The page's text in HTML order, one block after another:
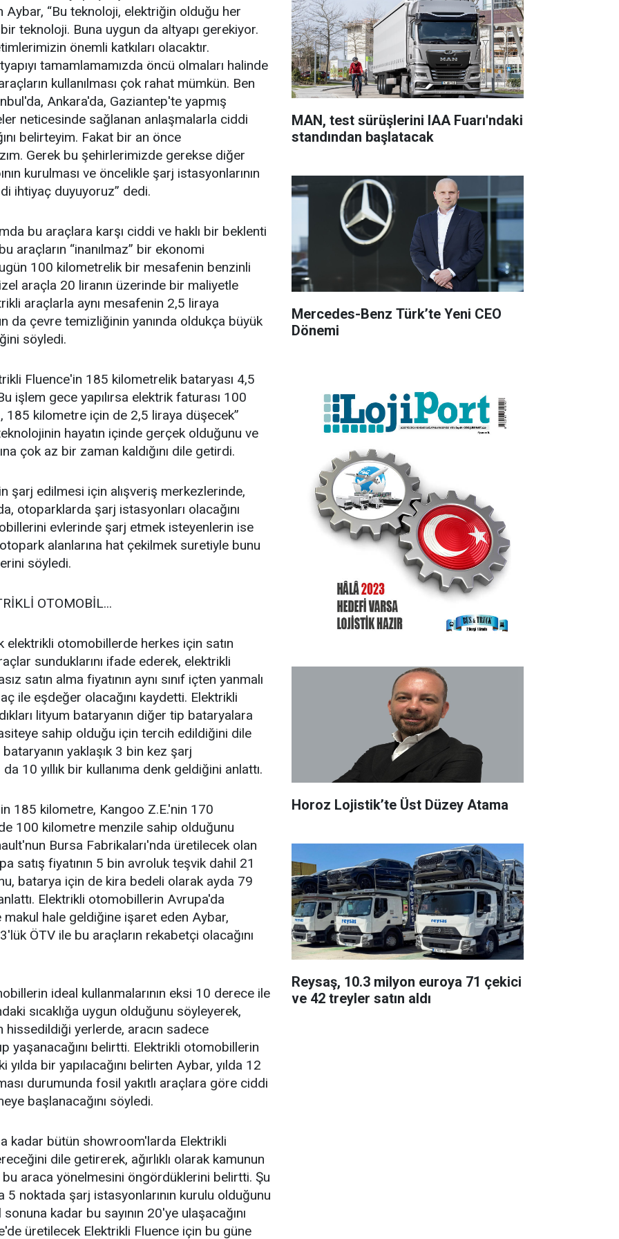
“Bu teknoloji, elektriğin olduğu her
teknoloji. Buna uygun da altyapı gerekiyor.
önemli katkıları olacaktır.
tamamlamamızda öncü olmaları halinde
kullanılması çok rahat mümkün. Ben
Ankara'da, Gaziantep'te yapmış
neticesinde sağlanan anlaşmalarla ciddi
belirteyim. Fakat bir an önce
Gerek bu şehirlerimizde gerekse diğer
kurulması ve öncelikle şarj istasyonlarının
ihtiyaç duyuyoruz” dedi.
bu araçlara karşı ciddi ve haklı bir beklenti
araçların “inanılmaz” bir ekonomi
100 kilometrelik bir mesafenin benzinli
araçla 20 liranın üzerinde bir maliyetle
araçlarla aynı mesafenin 2,5 liraya
da çevre temizliğinin yanında oldukça büyük
söyledi.
Fluence'in 185 kilometrelik bataryası 4,5
işlem gece yapılırsa elektrik faturası 100
185 kilometre için de 2,5 liraya düşecek”
hayatın içinde gerçek olduğunu ve
çok az bir zaman kaldığını dile getirdi.
şarj edilmesi için alışveriş merkezlerinde,
otoparklarda şarj istasyonları olacağını
evlerinde şarj etmek isteyenlerin ise
alanlarına hat çekilmek suretiyle bunu
söyledi.
OTOMOBİL...
elektrikli otomobillerde herkes için satın
sunduklarını ifade ederek, elektrikli
satın alma fiyatının aynı sınıf içten yanmalı
ile eşdeğer olacağını kaydetti. Elektrikli
lityum bataryanın diğer tip bataryalara
sahip olduğu için tercih edildiğini dile
yaklaşık 3 bin kez şarj
10 yıllık bir kullanıma denk geldiğini anlattı.
185 kilometre, Kangoo Z.E.'nin 170
100 kilometre menzile sahip olduğunu
Bursa Fabrikaları'nda üretilecek olan
satış fiyatının 5 bin avroluk teşvik dahil 21
batarya için de kira bedeli olarak ayda 79
Elektrikli otomobillerin Avrupa'da
hale geldiğine işaret eden Aybar,
ÖTV ile bu araçların rekabetçi olacağını
ideal kullanmalarının eksi 10 derece ile
sıcaklığa uygun olduğunu söyleyerek,
yerlerde, aracın sadece
yaşanacağını belirtti. Elektrikli otomobillerin
yılda bir yapılacağını belirten Aybar, yılda 12
durumunda fosil yakıtlı araçlara göre ciddi
başlanacağını söyledi.
kadar bütün showroom'larda Elektrikli
dile getirerek, ağırlıklı olarak kamunun
bu araca yönelmesini öngördüklerini belirtti. Şu
5 noktada şarj istasyonlarının kurulu olduğunu
kadar bu sayının 20'ye ulaşacağını
üretilecek Elektrikli Fluence için bu güne
MAN, test sürüşlerini IAA Fuarı'ndaki
standından başlatacak
Mercedes-Benz Türk’te Yeni CEO
Dönemi
Horoz Lojistik’te Üst Düzey Atama
Reysaş, 10.3 milyon euroya 71 çekici
ve 42 treyler satın aldı